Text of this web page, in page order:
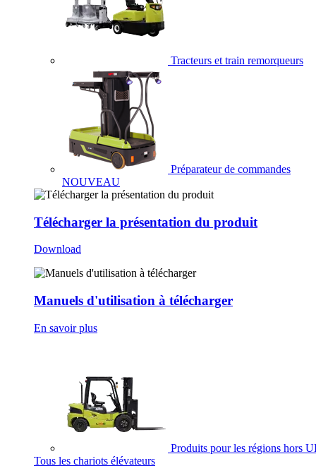
Tracteurs et train remorqueurs
Préparateur de commandes
NOUVEAU
Télécharger la présentation du produit
Download
Manuels d'utilisation à télécharger
En savoir plus
Produits pour les régions hors
Tous les chariots élévateurs